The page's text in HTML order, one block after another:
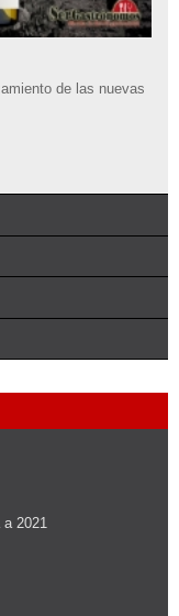
de las nuevas
a 2021